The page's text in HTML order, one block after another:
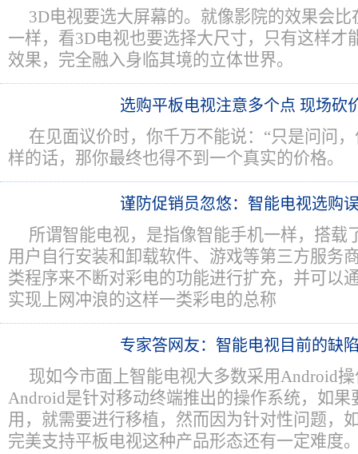
3D电视要选大屏幕的。就像影院的效果会
一样，看3D电视也要选择大尺寸，只有这样才
效果，完全融入身临其境的立体世界。
选购平板电视注意多个点 现场砍
在见面议价时，你千万不能说：“只是问问
样的话，那你最终也得不到一个真实的价格。
谨防促销员忽悠：智能电视选购
所谓智能电视，是指像智能手机一样，搭载
用户自行安装和卸载软件、游戏等第三方服务
类程序来不断对彩电的功能进行扩充，并可以
实现上网冲浪的这样一类彩电的总称
专家答网友：智能电视目前的缺
现如今市面上智能电视大多数采用Android
Android是针对移动终端推出的操作系统，如果
用，就需要进行移植，然而因为针对性问题，
完美支持平板电视这种产品形态还有一定难度